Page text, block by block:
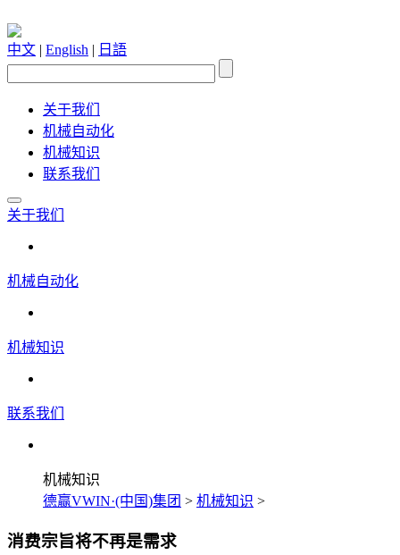
中文 | English | 日語
关于我们
机械自动化
机械知识
联系我们
关于我们
机械自动化
机械知识
联系我们
机械知识
德赢VWIN·(中国)集团 > 机械知识 >
消费宗旨将不再是需求